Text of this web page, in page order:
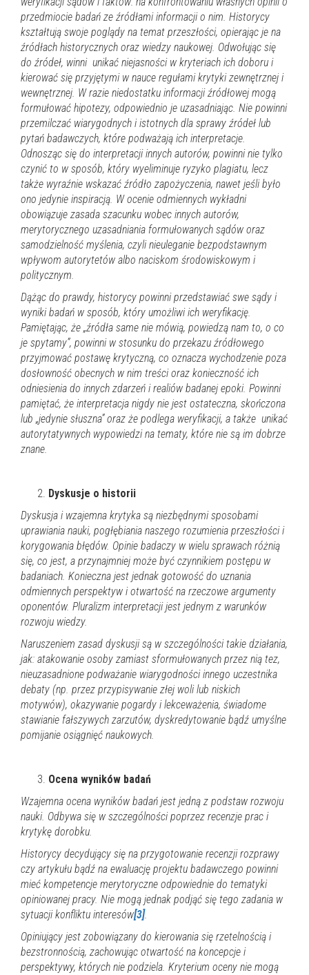
przedmiocie badań ze źródłami informacji o nim. Historycy
kształtują swoje poglądy na temat przeszłości, opierając je na
źródłach historycznych oraz wiedzy naukowej. Odwołując się
do źródeł, winni unikać niejasności w kryteriach ich doboru i
kierować się przyjętymi w nauce regułami krytyki zewnętrznej i
wewnętrznej. W razie niedostatku informacji źródłowej mogą
formułować hipotezy, odpowiednio je uzasadniając. Nie powinni
przemilczać wiarygodnych i istotnych dla sprawy źródeł lub
pytań badawczych, które podważają ich interpretacje.
Odnosząc się do interpretacji innych autorów, powinni nie tylko
czynić to w sposób, który wyeliminuje ryzyko plagiatu, lecz
także wyraźnie wskazać źródło zapożyczenia, nawet jeśli było
ono jedynie inspiracją. W ocenie odmiennych wykładni
obowiązuje zasada szacunku wobec innych autorów,
merytorycznego uzasadniania formułowanych sądów oraz
samodzielność myślenia, czyli nieuleganie bezpodstawnym
wpływom autorytetów albo naciskom środowiskowym i
politycznym.
Dążąc do prawdy, historycy powinni przedstawiać swe sądy i
wyniki badań w sposób, który umożliwi ich weryfikację.
Pamiętając, że „źródła same nie mówią, powiedzą nam to, o co
je spytamy”, powinni w stosunku do przekazu źródłowego
przyjmować postawę krytyczną, co oznacza wychodzenie poza
dosłowność obecnych w nim treści oraz konieczność ich
odniesienia do innych zdarzeń i realiów badanej epoki. Powinni
pamiętać, że interpretacja nigdy nie jest ostateczna, skończona
lub „jedynie słuszna” oraz że podlega weryfikacji, a także unikać
autorytatywnych wypowiedzi na tematy, które nie są im dobrze
znane.
Dyskusje o historii
Dyskusja i wzajemna krytyka są niezbędnymi sposobami
uprawiania nauki, pogłębiania naszego rozumienia przeszłości i
korygowania błędów. Opinie badaczy w wielu sprawach różnią
się, co jest, a przynajmniej może być czynnikiem postępu w
badaniach. Konieczna jest jednak gotowość do uznania
odmiennych perspektyw i otwartość na rzeczowe argumenty
oponentów. Pluralizm interpretacji jest jednym z warunków
rozwoju wiedzy.
Naruszeniem zasad dyskusji są w szczególności takie działania,
jak: atakowanie osoby zamiast sformułowanych przez nią tez,
nieuzasadnione podważanie wiarygodności innego uczestnika
debaty (np. przez przypisywanie złej woli lub niskich
motywów), okazywanie pogardy i lekceważenia, świadome
stawianie fałszywych zarzutów, dyskredytowanie bądź umyślne
pomijanie osiągnięć naukowych.
Ocena wyników badań
Wzajemna ocena wyników badań jest jedną z podstaw rozwoju
nauki. Odbywa się w szczególności poprzez recenzje prac i
krytykę dorobku.
Historycy decydujący się na przygotowanie recenzji rozprawy
czy artykułu bądź na ewaluację projektu badawczego powinni
mieć kompetencje merytoryczne odpowiednie do tematyki
opiniowanej pracy. Nie mogą jednak podjąć się tego zadania w
sytuacjikonfliktu interesów[3].
Opiniujący jest zobowiązany do kierowania się rzetelnością i
bezstronnością, zachowując otwartość na koncepcje i
perspektywy, których nie podziela. Kryterium oceny nie mogą